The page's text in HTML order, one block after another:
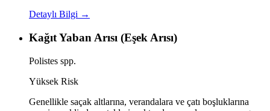
Detaylı Bilgi →
Kağıt Yaban Arısı (Eşek Arısı)
Polistes spp.
Yüksek Risk
Genellikle saçak altlarına, verandalara ve çatı boşluklarına